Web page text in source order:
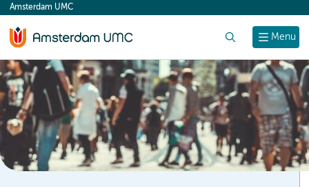
content
Menu
Amsterdam UMC